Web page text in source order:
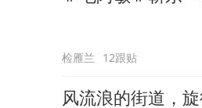
检雁兰 12跟贴
风流浪的街道，